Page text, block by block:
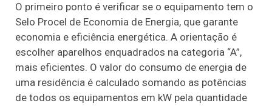
O primeiro ponto é verificar se o equipamento tem o
Selo Procel de Economia de Energia, que garante
economia e eficiência energética. A orientação é
escolher aparelhos enquadrados na categoria “A”,
mais eficientes. O valor do consumo de energia de
uma residência é calculado somando as potências
de todos os equipamentos em kW pela quantidade